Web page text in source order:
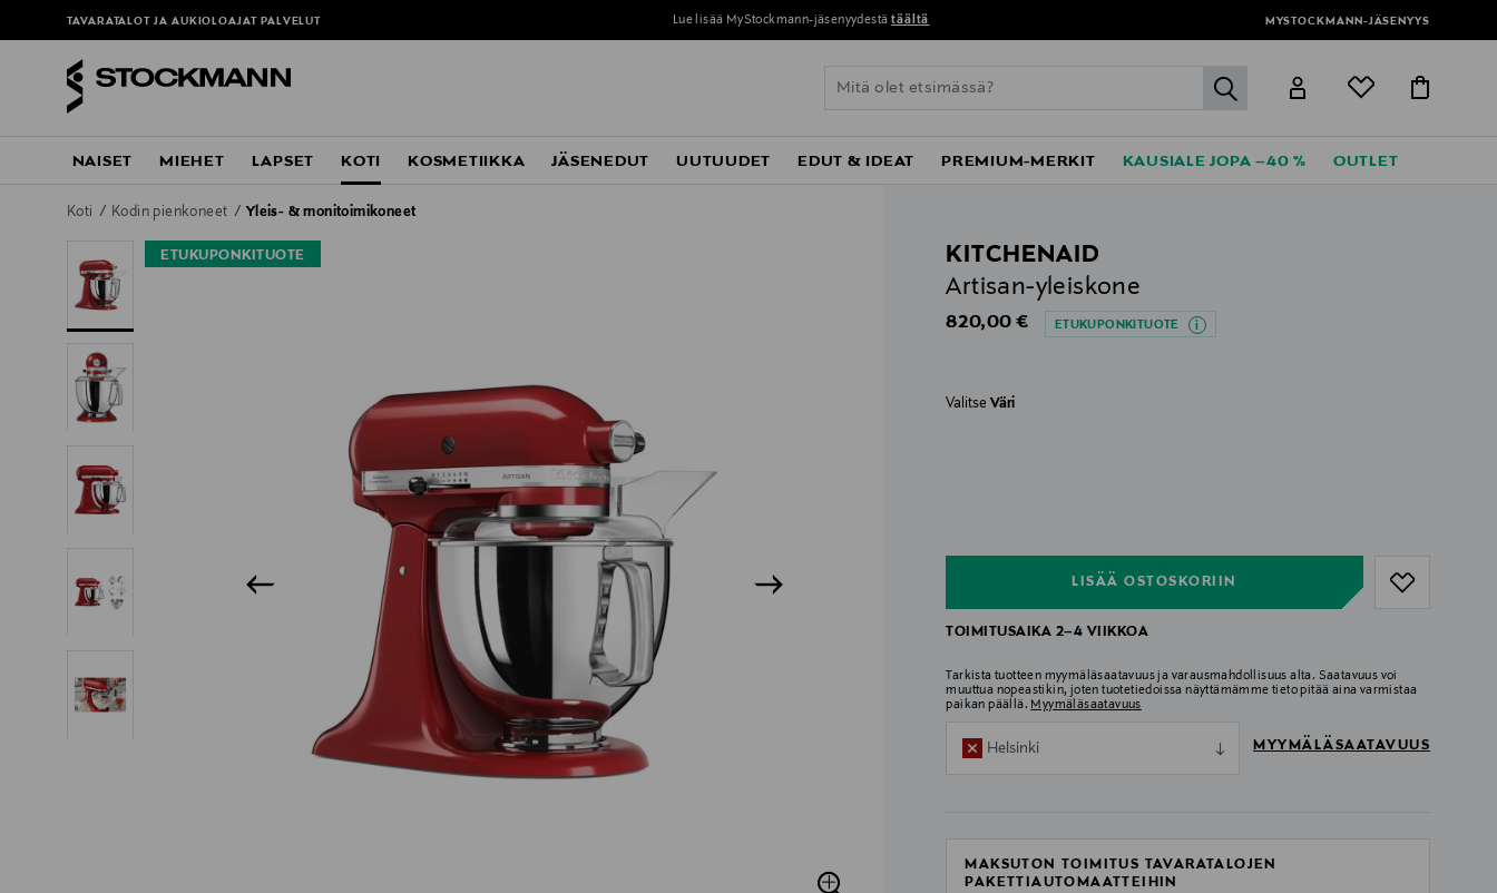
TAVARATALOT JA AUKIOLOAJAT PALVELUT Lue lisää MyStockmann-jäsenyydestä täältä MYSTOCKMANN-JÄSENYYS
label.header.go
NAISET MIEHET LAPSET KOTI KOSMETIIKKA JÄSENEDUT UUTUUDET EDUT & IDEAT PREMIUM-MERKIT KAUSIALE JOPA –40 % OUTLET
Koti Kodin pienkoneet Yleis- & monitoimikoneet
ETUKUPONKITUOTE
KITCHENAID
Artisan-yleiskone
Original Price
820,00 € ETUKUPONKITUOTE
ValitseVäri
LISÄÄ OSTOSKORIIN
TOIMITUSAIKA 2–4 VIIKKOA
Tarkista tuotteen myymäläsaatavuus ja varausmahdollisuus alta. Saatavuus voi
muuttua nopeastikin, joten tuotetiedoissa näyttämämme tieto pitää aina varmistaa
paikan päällä. Myymäläsaatavuus
Helsinki MYYMÄLÄSAATAVUUS
MAKSUTON TOIMITUS TAVARATALOJEN
PAKETTIAUTOMAATTEIHIN